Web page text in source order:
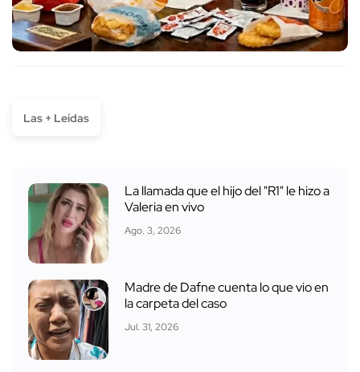
Las + Leídas
La llamada que el hijo del "R1" le hizo a
Valeria en vivo
Ago. 3, 2026
Madre de Dafne cuenta lo que vio en
la carpeta del caso
Jul. 31, 2026